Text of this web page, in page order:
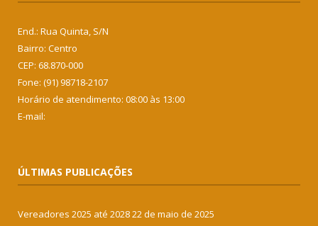
End.: Rua Quinta, S/N
Bairro: Centro
CEP: 68.870-000
Fone: (91) 98718-2107
Horário de atendimento: 08:00 às 13:00
E-mail:
ÚLTIMAS PUBLICAÇÕES
Vereadores 2025 até 202822 de maio de 2025